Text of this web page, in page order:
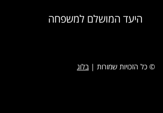
היעד המושלם למשפחה
© כל הזכויות שמורות |בלוג